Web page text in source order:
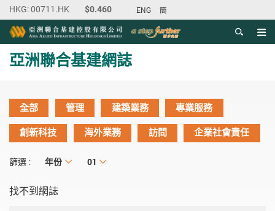
ENG 簡
目錄
主内容開始
亞洲聯合基建網誌
全部 管理 建築業務
專業服務
創新科技
海外業務 訪問 企業社會責任
篩選 : 年份
年份 月份
01
找不到網誌